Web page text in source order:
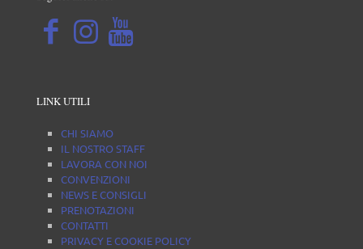
LINK UTILI
CHI SIAMO
IL NOSTRO STAFF
LAVORA CON NOI
CONVENZIONI
NEWS E CONSIGLI
PRENOTAZIONI
CONTATTI
PRIVACY E COOKIE POLICY